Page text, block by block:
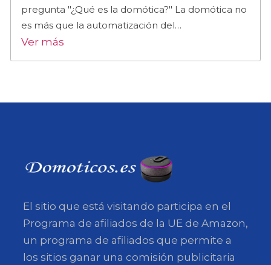
pregunta "¿Qué es la domótica?" La domótica no
es más que la automatización del…
Ver más
El sitio que está visitando participa en el
Programa de afiliados de la UE de Amazon,
un programa de afiliados que permite a
los sitios ganar una comisión publicitaria